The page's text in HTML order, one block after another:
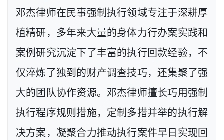
邓杰律师在民事强制执行领域专注于深耕厚
植精研，多年来大量的身体力行办案实践和
案例研究沉淀下了丰富的执行回款经验，不
仅淬炼了独到的财产调查技巧，还集聚了强
大的团队协作资源。邓杰律师擅长巧用强制
执行程序规则措施，定制多措并举的执行解
决方案，凝聚合力推动执行案件早日实现回